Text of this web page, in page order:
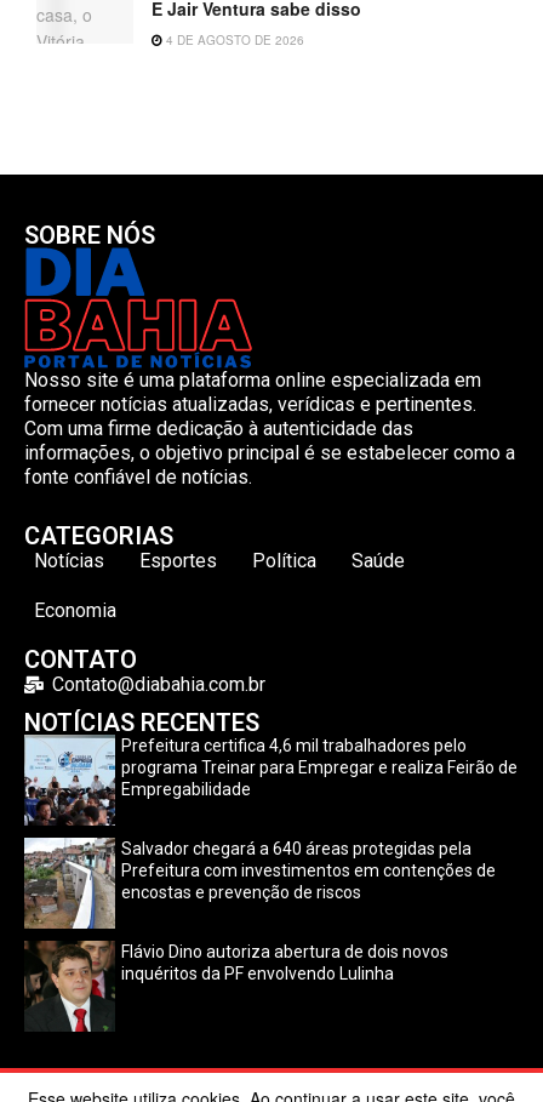
E Jair Ventura sabe disso
4 DE AGOSTO DE 2026
SOBRE NÓS
Nosso site é uma plataforma online especializada em
fornecer notícias atualizadas, verídicas e pertinentes.
Com uma firme dedicação à autenticidade das
informações, o objetivo principal é se estabelecer como a
fonte confiável de notícias.
CATEGORIAS
Notícias Esportes Política Saúde
Economia
CONTATO
Contato@diabahia.com.br
NOTÍCIAS RECENTES
Prefeitura certifica 4,6 mil trabalhadores pelo
programa Treinar para Empregar e realiza Feirão de
Empregabilidade
Salvador chegará a 640 áreas protegidas pela
Prefeitura com investimentos em contenções de
encostas e prevenção de riscos
Flávio Dino autoriza abertura de dois novos
inquéritos da PF envolvendo Lulinha